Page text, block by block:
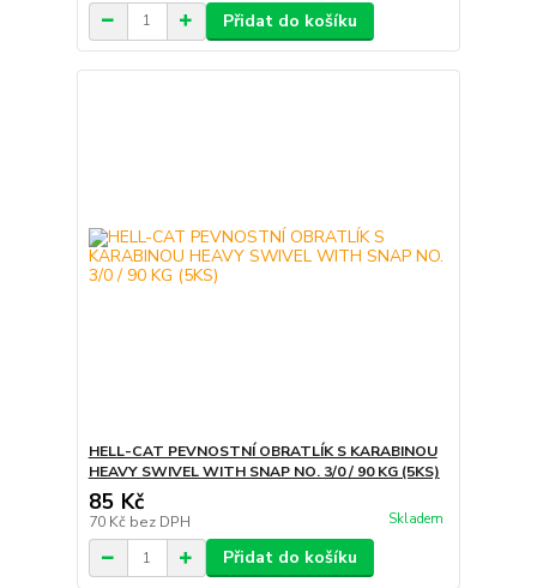
Přidat do košíku
HELL-CAT PEVNOSTNÍ OBRATLÍK S KARABINOU
HEAVY SWIVEL WITH SNAP NO. 3/0 / 90 KG (5KS)
85 Kč
70 Kč bez DPH Skladem
Přidat do košíku